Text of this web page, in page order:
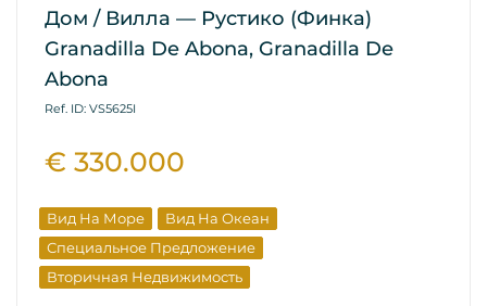
Дом / Вилла — Рустико (финка)
Granadilla De Abona, Granadilla De
Abona
Ref. ID: VS5625I
€ 330.000
Вид На Море
Вид На Океан
Специальное Предложение
Вторичная Недвижимость